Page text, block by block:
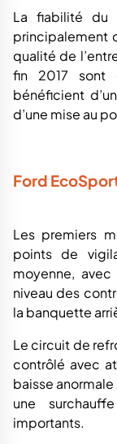
La fiabilité du
principalement
qualité de
fin 2017 sont
bénéficient
d’une mise au
Ford
Les premiers
points de
moyenne,
niveau des
la banquette
Le circuit de
contrôlé avec
baisse
une
importants.